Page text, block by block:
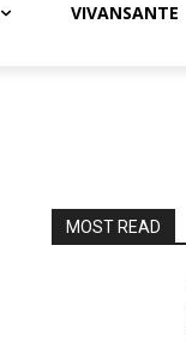
VIVANSANTE
MOST READ